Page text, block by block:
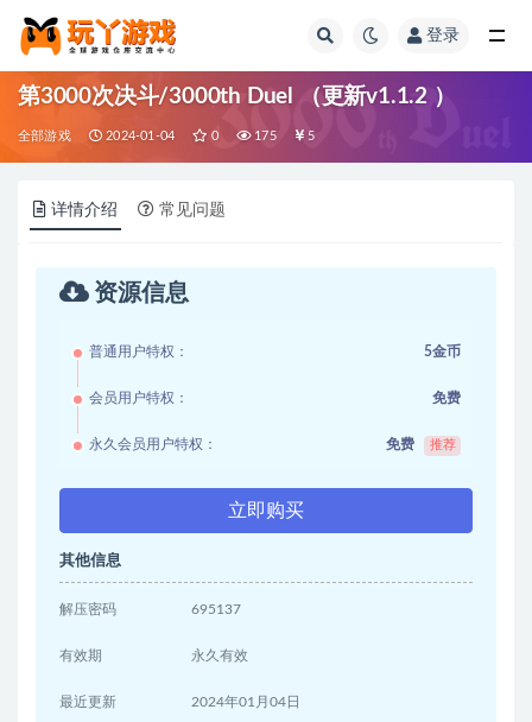
登录
第3000次决斗/3000th Duel （更新v1.1.2 ）
全部游戏 2024-01-04 0 175 5
详情介绍 常见问题
资源信息
普通用户特权： 5金币
会员用户特权： 免费
永久会员用户特权： 免费 推荐
立即购买
其他信息
解压密码 695137
有效期 永久有效
最近更新 2024年01月04日